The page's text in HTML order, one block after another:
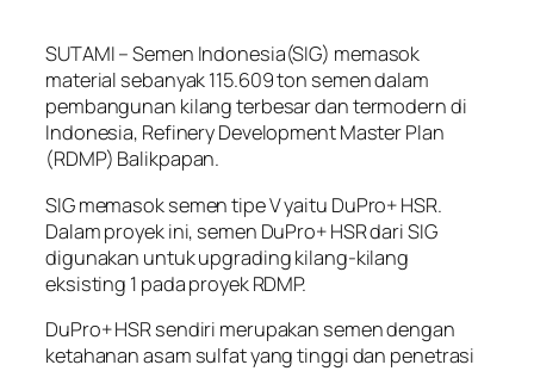
SUTAMI – Semen Indonesia(SIG) memasok
material sebanyak 115.609 ton semen dalam
pembangunan kilang terbesar dan termodern di
Indonesia, Refinery Development Master Plan
(RDMP) Balikpapan.
SIG memasok semen tipe V yaitu DuPro+ HSR.
Dalam proyek ini, semen DuPro+ HSR dari SIG
digunakan untuk upgrading kilang-kilang
eksisting 1 pada proyek RDMP.
DuPro+ HSR sendiri merupakan semen dengan
ketahanan asam sulfat yang tinggi dan penetrasi